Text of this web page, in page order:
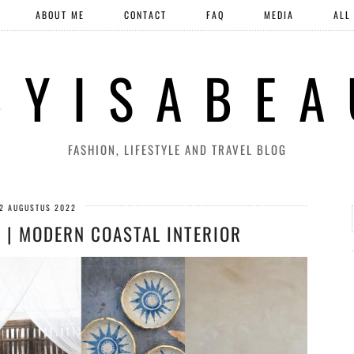
Y I S A B E A
FASHION, LIFESTYLE AND TRAVEL BLOG
ABOUT ME CONTACT FAQ MEDIA ALL
AUGUSTUS 2022
MODERN COASTAL INTERIOR